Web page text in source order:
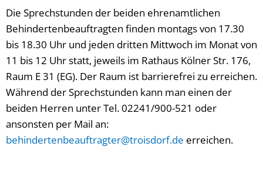
Die Sprechstunden der beiden ehrenamtlichen
Behindertenbeauftragten finden montags von 17.30
bis 18.30 Uhr und jeden dritten Mittwoch im Monat von
11 bis 12 Uhr statt, jeweils im Rathaus Kölner Str. 176,
Raum E 31 (EG). Der Raum ist barrierefrei zu erreichen.
Während der Sprechstunden kann man einen der
beiden Herren unter Tel. 02241/900-521 oder
ansonsten per Mail an:
behindertenbeauftragter@troisdorf.de erreichen.